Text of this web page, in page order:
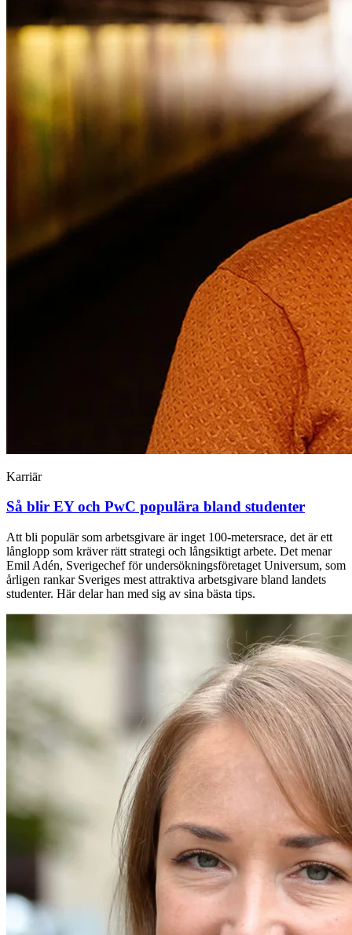
Karriär
Så blir EY och PwC populära bland studenter
Att bli populär som arbetsgivare är inget 100-metersrace, det är ett
långlopp som kräver rätt strategi och långsiktigt arbete. Det menar
Emil Adén, Sverigechef för undersökningsföretaget Universum, som
årligen rankar Sveriges mest attraktiva arbetsgivare bland landets
studenter. Här delar han med sig av sina bästa tips.